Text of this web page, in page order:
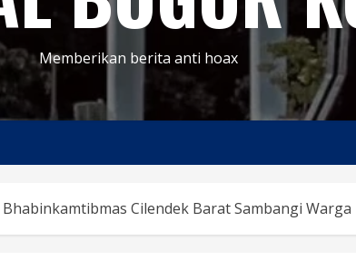
Memberikan berita anti hoax
Cilendek Barat Sambangi